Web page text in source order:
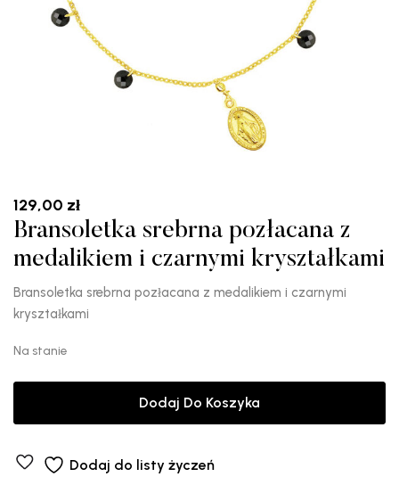
129,00 zł
Bransoletka srebrna pozłacana z
medalikiem i czarnymi kryształkami
Bransoletka srebrna pozłacana z medalikiem i czarnymi
kryształkami
Na stanie
Dodaj Do Koszyka
Dodaj do listy życzeń